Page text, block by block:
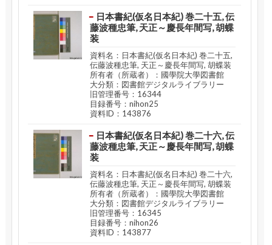
日本書紀(仮名日本紀) 巻二十五, 伝
藤波種忠筆, 天正～慶長年間写, 胡蝶
装
資料名：日本書紀(仮名日本紀) 巻二十五,
伝藤波種忠筆, 天正～慶長年間写, 胡蝶装
所有者（所蔵者）：國學院大學図書館
大分類：図書館デジタルライブラリー
旧管理番号：16344
目録番号：nihon25
資料ID：143876
日本書紀(仮名日本紀) 巻二十六, 伝
藤波種忠筆, 天正～慶長年間写, 胡蝶
装
資料名：日本書紀(仮名日本紀) 巻二十六,
伝藤波種忠筆, 天正～慶長年間写, 胡蝶装
所有者（所蔵者）：國學院大學図書館
大分類：図書館デジタルライブラリー
旧管理番号：16345
目録番号：nihon26
資料ID：143877